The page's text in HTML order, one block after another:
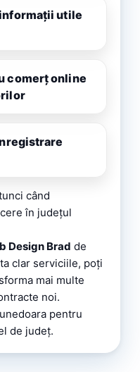
utile
comerț online
când
în județul
Design Brad de
clar serviciile, poți
mai multe
noi.
pentru
de județ.